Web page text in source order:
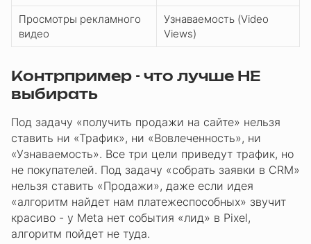
Просмотры рекламного
видео
Узнаваемость (Video
Views)
Контрпример - что лучше НЕ
выбирать
Под задачу «получить продажи на сайте» нельзя
ставить ни «Трафик», ни «Вовлеченность», ни
«Узнаваемость». Все три цели приведут трафик, но
не покупателей. Под задачу «собрать заявки в CRM»
нельзя ставить «Продажи», даже если идея
«алгоритм найдет нам платежеспособных» звучит
красиво - у Meta нет события «лид» в Pixel,
алгоритм пойдет не туда.